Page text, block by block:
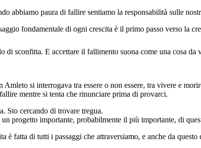
abbiamo paura di fallire sentiamo la responsabilità sulle
fondamentale di ogni crescita è il primo passo verso la
di sconfitta. E accettare il fallimento suona come una cosa da
Amleto si interrogava tra essere o non essere, tra vivere e
mentre si tenta che rinunciare prima di provarci.
Sto cercando di trovare tregua.
progetto importante, probabilmente il più importante, di
è fatta di tutti i passaggi che attraversiamo, e anche da questo